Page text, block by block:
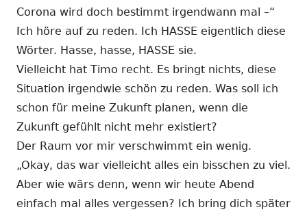
Corona wird doch bestimmt irgendwann mal –“
Ich höre auf zu reden. Ich HASSE eigentlich diese
Wörter. Hasse, hasse, HASSE sie.
Vielleicht hat Timo recht. Es bringt nichts, diese
Situation irgendwie schön zu reden. Was soll ich
schon für meine Zukunft planen, wenn die
Zukunft gefühlt nicht mehr existiert?
Der Raum vor mir verschwimmt ein wenig.
„Okay, das war vielleicht alles ein bisschen zu viel.
Aber wie wärs denn, wenn wir heute Abend
einfach mal alles vergessen? Ich bring dich später